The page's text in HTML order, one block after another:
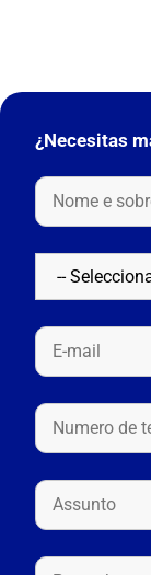
¿Necesitas